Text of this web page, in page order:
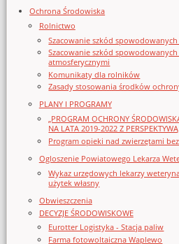
Ochrona Środowiska
Rolnictwo
Szacowanie szkód
Szacowanie szkód
atmosferycznymi
Komunikaty dla rolników
Zasady stosowania środków
PLANY I PROGRAMY
„PROGRAM OCHRONY
NA LATA 2019-2022 Z
Program opieki nad zwierzętami
Ogloszenie Powiatowego Lekarza
Wykaz urzędowych lekarzy
użytek własny
Obwieszczenia
DECYZJE ŚRODOWISKOWE
Eurotter Logistyka - Stacja paliw
Farma fotowoltaiczna Waplewo